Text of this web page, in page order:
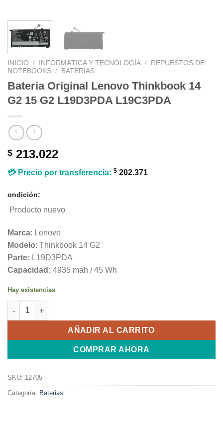
INICIO / INFORMÁTICA Y TECNOLOGÍA /
REPUESTOS DE
NOTEBOOKS / BATERIAS
Bateria Original Lenovo Thinkbook 14
G2 15 G2 L19D3PDA L19C3PDA
$ 213.022
💳 Precio por transferencia: $ 202.371
ondición:
Producto nuevo
Marca: Lenovo
Modelo: Thinkbook 14 G2
Parte: L19D3PDA
Capacidad: 4935 mah / 45 Wh
Hay existencias
Bateria Original Lenovo Thinkbook 14 G2 15 G2 L19D3PDA
AÑADIR AL CARRITO
COMPRAR AHORA
SKU: 12705
Categoría: Baterias